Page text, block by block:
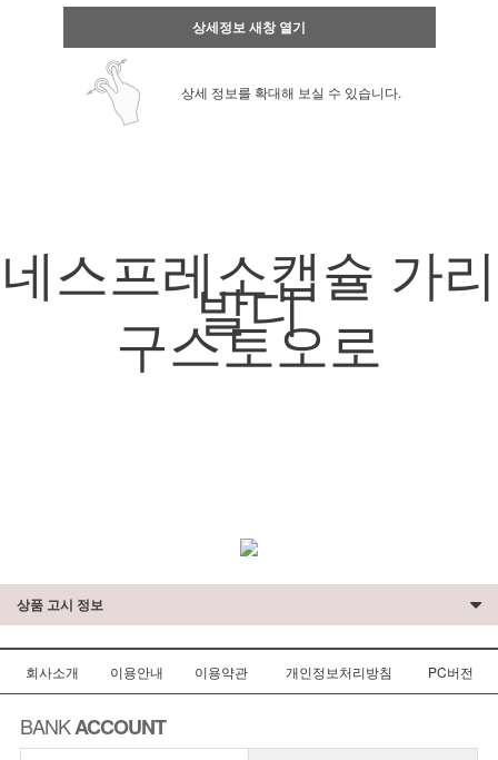
상세정보 새창 열기
상세 정보를 확대해 보실 수 있습니다.
네스프레소캡슐 가리
발디
구스토오로
상품 고시 정보
회사소개 이용안내 이용약관 개인정보처리방침 PC버전
BANKACCOUNT